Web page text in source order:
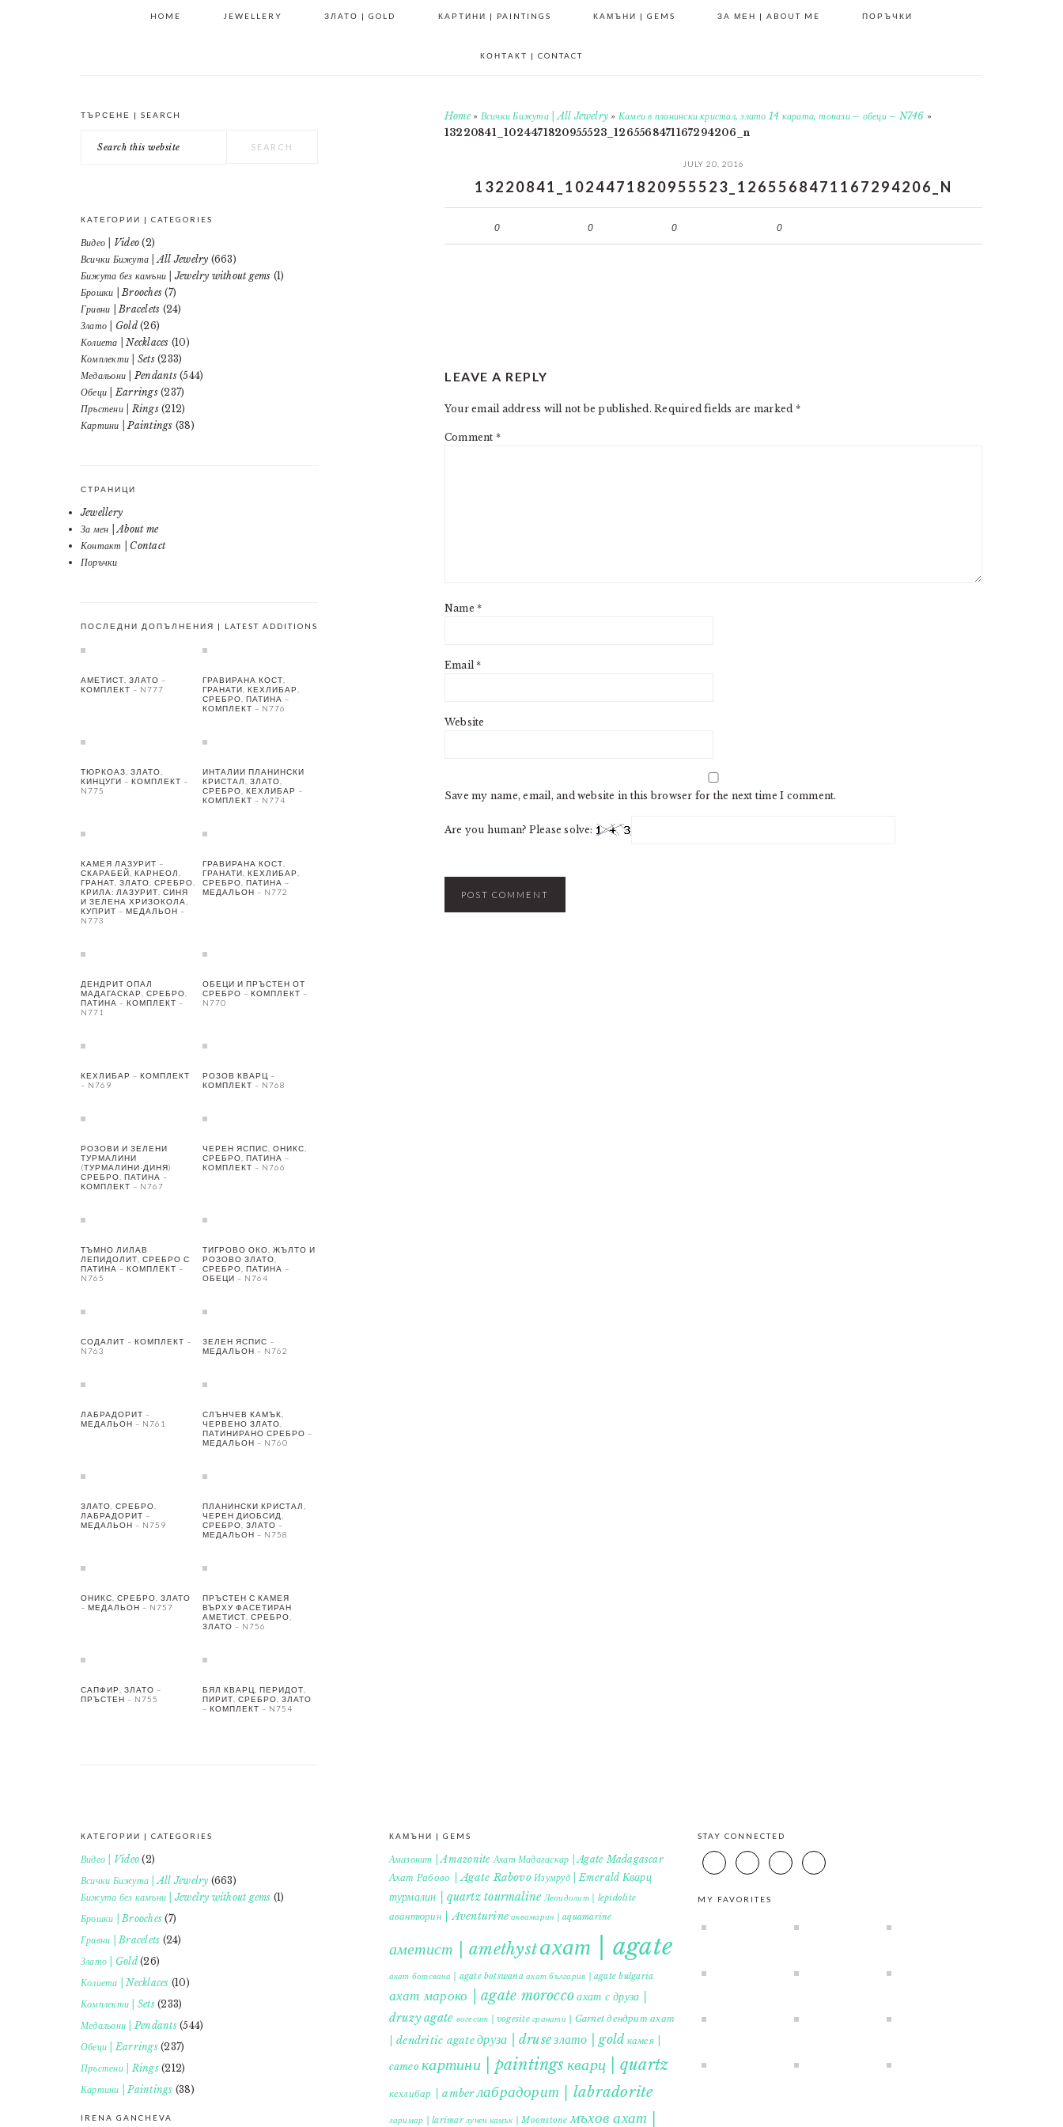
HOME JEWELLERY ЗЛАТО | GOLD КАРТИНИ | PAINTINGS КАМЪНИ | GEMS ЗА МЕН | ABOUT ME ПОРЪЧКИ
КОНТАКТ | CONTACT
Home» Всички Бижута | All Jewelry » Камеи в планински кристал, злато 14 карата, топази – обеци – N746 »
13220841_1024471820955523_1265568471167294206_n
JULY 20, 2016
13220841_1024471820955523_1265568471167294206_N
0 0 0 0
INTERACTIONS
LEAVE A REPLY
Your email address will not be published. Required fields are marked *
Comment *
Name*
Email*
Website
Save my name, email, and website in this browser for the next time I comment.
Are you human? Please solve:
PRIMARY
SIDEBAR
ТЪРСЕНЕ | SEARCH
this
КАТЕГОРИИ | CATEGORIES
Видео | Video (2)
Всички Бижута | All Jewelry (663)
Бижута без камъни | Jewelry without gems (1)
Брошки | Brooches (7)
Гривни | Bracelets (24)
Злато | Gold(26)
Колиета | Necklaces (10)
Комплекти | Sets(233)
Медальони | Pendants(544)
Обеци | Earrings(237)
Пръстени | Rings(212)
Картини | Paintings (38)
СТРАНИЦИ
Jewellery
За мен | About me
Контакт | Contact
Поръчки
ПОСЛЕДНИ ДОПЪЛНЕНИЯ | LATEST ADDITIONS
АМЕТИСТ, ЗЛАТО –
КОМПЛЕКТ – N777
ГРАВИРАНА КОСТ,
ГРАНАТИ, КЕХЛИБАР,
СРЕБРО, ПАТИНА –
КОМПЛЕКТ – N776
ТЮРКОАЗ, ЗЛАТО,
КИНЦУГИ – КОМПЛЕКТ –
N775
ИНТАЛИИ ПЛАНИНСКИ
КРИСТАЛ, ЗЛАТО,
СРЕБРО, КЕХЛИБАР –
КОМПЛЕКТ – N774
КАМЕЯ ЛАЗУРИТ –
СКАРАБЕЙ, КАРНЕОЛ,
ГРАНАТ, ЗЛАТО, СРЕБРО.
КРИЛА: ЛАЗУРИТ, СИНЯ
И ЗЕЛЕНА ХРИЗОКОЛА,
КУПРИТ – МЕДАЛЬОН –
N773
ГРАВИРАНА КОСТ,
ГРАНАТИ, КЕХЛИБАР,
СРЕБРО, ПАТИНА –
МЕДАЛЬОН – N772
ДЕНДРИТ ОПАЛ
МАДАГАСКАР, СРЕБРО,
ПАТИНА – КОМПЛЕКТ –
N771
ОБЕЦИ И ПРЪСТЕН ОТ
СРЕБРО – КОМПЛЕКТ –
N770
КЕХЛИБАР – КОМПЛЕКТ
– N769
РОЗОВ КВАРЦ –
КОМПЛЕКТ – N768
РОЗОВИ И ЗЕЛЕНИ
ТУРМАЛИНИ
(ТУРМАЛИНИ-ДИНЯ)
СРЕБРО, ПАТИНА –
КОМПЛЕКТ – N767
ЧЕРЕН ЯСПИС, ОНИКС,
СРЕБРО, ПАТИНА –
КОМПЛЕКТ – N766
ТЪМНО ЛИЛАВ
ЛЕПИДОЛИТ, СРЕБРО С
ПАТИНА – КОМПЛЕКТ –
N765
ТИГРОВО ОКО, ЖЪЛТО И
РОЗОВО ЗЛАТО,
СРЕБРО, ПАТИНА –
ОБЕЦИ – N764
СОДАЛИТ – КОМПЛЕКТ –
N763
ЗЕЛЕН ЯСПИС –
МЕДАЛЬОН – N762
ЛАБРАДОРИТ –
МЕДАЛЬОН – N761
СЛЪНЧЕВ КАМЪК,
ЧЕРВЕНО ЗЛАТО,
ПАТИНИРАНО СРЕБРО –
МЕДАЛЬОН – N760
ЗЛАТО, СРЕБРО,
ЛАБРАДОРИТ –
МЕДАЛЬОН – N759
ПЛАНИНСКИ КРИСТАЛ,
ЧЕРЕН ДИОБСИД,
СРЕБРО, ЗЛАТО –
МЕДАЛЬОН – N758
ОНИКС, СРЕБРО, ЗЛАТО
– МЕДАЛЬОН – N757
ПРЪСТЕН С КАМЕЯ
ВЪРХУ ФАСЕТИРАН
АМЕТИСТ, СРЕБРО,
ЗЛАТО – N756
САПФИР, ЗЛАТО –
ПРЪСТЕН – N755
БЯЛ КВАРЦ, ПЕРИДОТ,
ПИРИТ, СРЕБРО, ЗЛАТО
– КОМПЛЕКТ – N754
КАТЕГОРИИ | CATEGORIES
Видео | Video (2)
Всички Бижута | All Jewelry (663)
Бижута без камъни | Jewelry without gems (1)
Брошки | Brooches (7)
Гривни | Bracelets (24)
Злато | Gold(26)
Колиета | Necklaces (10)
Комплекти | Sets(233)
Медальони | Pendants(544)
Обеци | Earrings(237)
Пръстени | Rings(212)
Картини | Paintings (38)
IRENA GANCHEVA
КАМЪНИ | GEMS
Амазонит | Amazonite Ахат Мадагаскар | Agate Madagascar
Ахат Рабово | Agate Rabovo Изумруд | Emerald Кварц
турмалин | quartz tourmaline Лепидолит | lepidolite
авантюрин | Aventurine аквамарин | aquamarine
аметист | amethystахат | agate
ахат ботсвана | agate botswana ахат българия | agate bulgaria
ахат мароко | agate moroccoахат с друза |
druzy agate вогесит | vogesite гранати | Garnet дендрит ахат
| dendritic agateдруза | druseзлато | gold камея |
cameo картини | paintings кварц | quartz
кехлибар | amberлабрадорит | labradorite
ларимар | larimar лунен камък | Moonstone мъхов ахат |
STAY CONNECTED
MY FAVORITES